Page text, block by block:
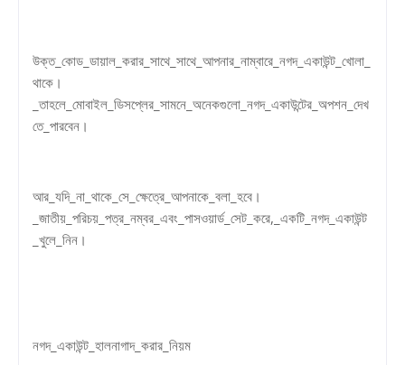
উক্ত_কোড_ডায়াল_করার_সাথে_সাথে_আপনার_নাম্বারে_নগদ_একাউন্ট_খোলা_
থাকে।
_তাহলে_মোবাইল_ডিসপ্লের_সামনে_অনেকগুলো_নগদ_একাউন্টের_অপশন_দেখ
তে_পারবেন।
আর_যদি_না_থাকে_সে_ক্ষেত্রে_আপনাকে_বলা_হবে।
_জাতীয়_পরিচয়_পত্র_নম্বর_এবং_পাসওয়ার্ড_সেট_করে,_একটি_নগদ_একাউন্ট
_খুলে_নিন।
নগদ_একাউন্ট_হালনাগাদ_করার_নিয়ম